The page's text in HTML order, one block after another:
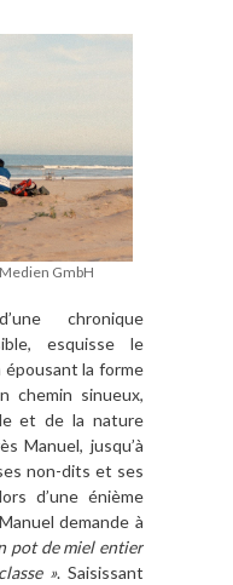
GmbH
chronique
esquisse le
la forme
chemin sinueux,
et de la nature
Manuel, jusqu’à
non-dits et ses
d’une énième
demande à
pot de miel entier
». Saisissant